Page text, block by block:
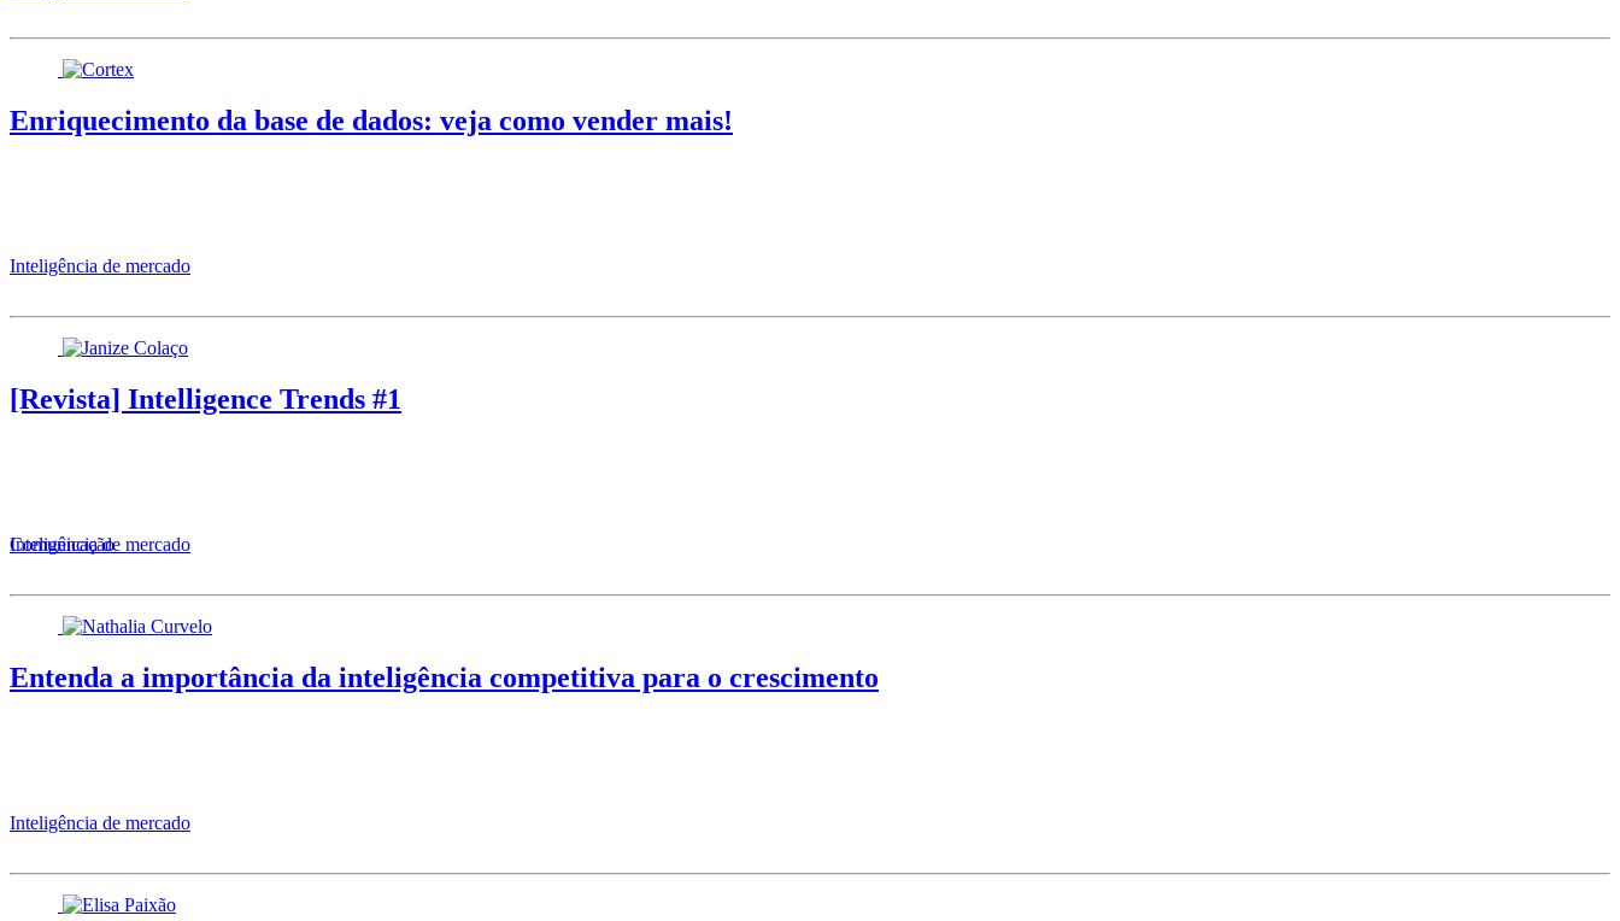
Enriquecimento da base de dados: veja como vender mais!
Inteligência de mercado
[Revista] Intelligence Trends #1
Comunicação
Inteligência de mercado
Entenda a importância da inteligência competitiva para o crescimento
Inteligência de mercado